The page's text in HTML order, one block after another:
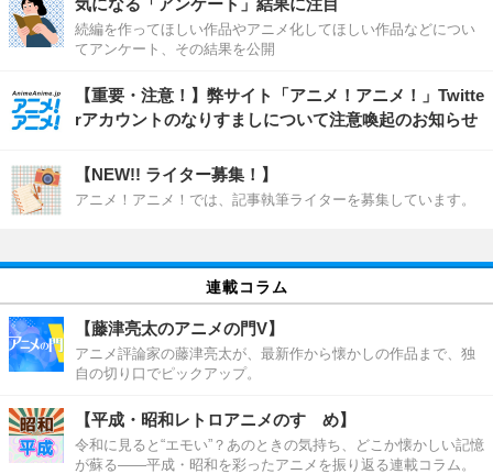
続編を作ってほしい作品やアニメ化してほしい作品などについ
てアンケート、その結果を公開
【重要・注意！】弊サイト「アニメ！アニメ！」Twitte
rアカウントのなりすましについて注意喚起のお知らせ
【NEW!! ライター募集！】
アニメ！アニメ！では、記事執筆ライターを募集しています。
連載コラム
【藤津亮太のアニメの門V】
アニメ評論家の藤津亮太が、最新作から懐かしの作品まで、独
自の切り口でピックアップ。
【平成・昭和レトロアニメのすゝめ】
令和に見ると“エモい”？あのときの気持ち、どこか懐かしい記憶
が蘇る――平成・昭和を彩ったアニメを振り返る連載コラム。